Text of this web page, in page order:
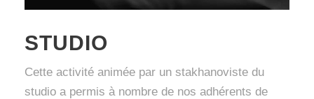
STUDIO
Cette activité animée par un stakhanoviste du
studio a permis à nombre de nos adhérents de